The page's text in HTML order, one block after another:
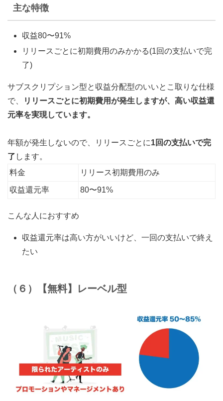
主な特徴
収益80〜91%
リリースごとに初期費用のみかかる(1回の支払いで完
了)
サブスクリプション型と収益分配型のいいとこ取りな仕様
で、
リリースごとに初期費用が発生しますが、高い収益還
元率を実現しています。
年額が発生しないので、リリースごとに1回の支払いで完
了 します。
料金
リリース初期費用のみ
収益還元率 80〜91%
こんな人におすすめ
収益還元率は高い方がいいけど、一回の支払いで終え
たい
（６）【無料】レーベル型